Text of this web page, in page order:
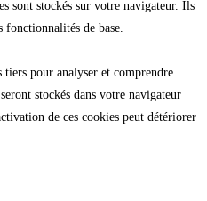
sont stockés sur votre navigateur. Ils
fonctionnalités de base.
tiers pour analyser et comprendre
stockés dans votre navigateur
de ces cookies peut détériorer